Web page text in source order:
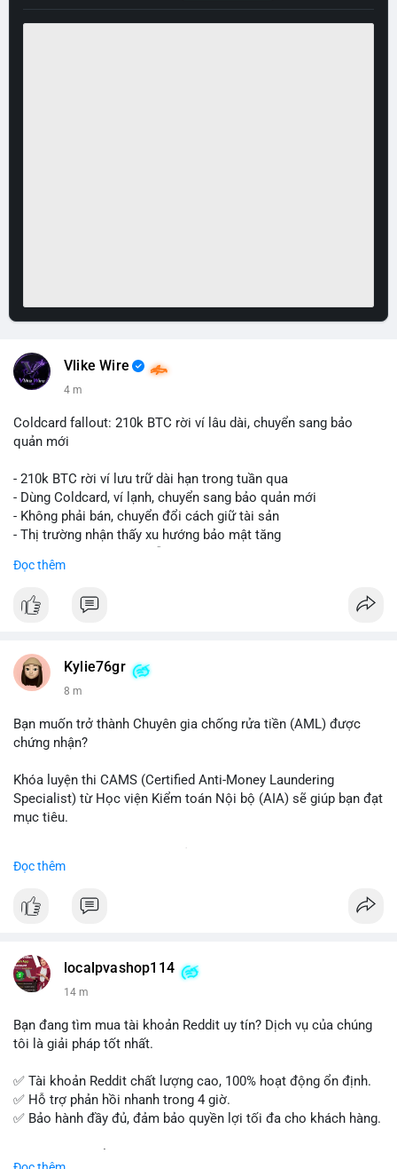
Vlike Wire
4 m
Coldcard fallout: 210k BTC rời ví lâu dài, chuyển sang bảo
quản mới
- 210k BTC rời ví lưu trữ dài hạn trong tuần qua
- Dùng Coldcard, ví lạnh, chuyển sang bảo quản mới
- Không phải bán, chuyển đổi cách giữ tài sản
- Thị trường nhận thấy xu hướng bảo mật tăng
#vlikevn #titanbot
Đọc thêm
Kylie76gr
8 m
Bạn muốn trở thành Chuyên gia chống rửa tiền (AML) được
chứng nhận?
Khóa luyện thi CAMS (Certified Anti-Money Laundering
Specialist) từ Học viện Kiểm toán Nội bộ (AIA) sẽ giúp bạn đạt
mục tiêu.
gồm tài liệu toàn diện, câu hỏi thực hành, bài thi thử sát thực
Đăng ký ngay hôm nay để nâng cao năng lực và mở rộng cơ
Đọc thêm
localpvashop114
14 m
Bạn đang tìm mua tài khoản Reddit uy tín? Dịch vụ của chúng
tôi là giải pháp tốt nhất.
✅ Tài khoản Reddit chất lượng cao, 100% hoạt động ổn định.
✅ Hỗ trợ phản hồi nhanh trong 4 giờ.
✅ Bảo hành đầy đủ, đảm bảo quyền lợi tối đa cho khách hàng.